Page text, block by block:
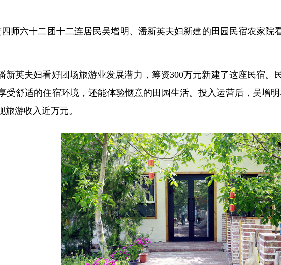
师六十二团十二连居民吴增明、潘新英夫妇新建的田园民宿农家
新英夫妇看好团场旅游业发展潜力，筹资300万元新建了这座民宿
受舒适的住宿环境，还能体验惬意的田园生活。投入运营后，吴增
游收入近万元。